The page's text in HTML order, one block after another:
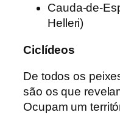
Cauda-de-
Helleri)
Ciclídeos
De todos os
são os que
Ocupam um